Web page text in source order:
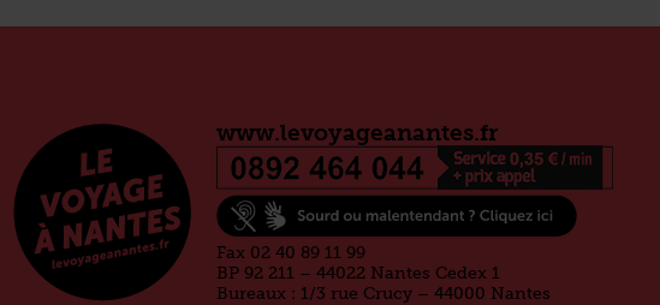
www.levoyageanantes.fr
Fax 02 40 89 11 99
BP 92 211 – 44022 Nantes Cedex 1
Bureaux : 1/3 rue Crucy – 44000 Nantes